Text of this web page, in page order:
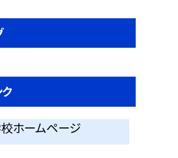
ク
ホームページ